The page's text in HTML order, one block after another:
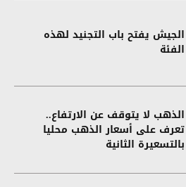
الجيش يفتح باب التجنيد لهذه
الفئة
الذهب لا يتوقف عن الارتفاع..
تعرف على أسعار الذهب محليا
بالتسعيرة الثانية